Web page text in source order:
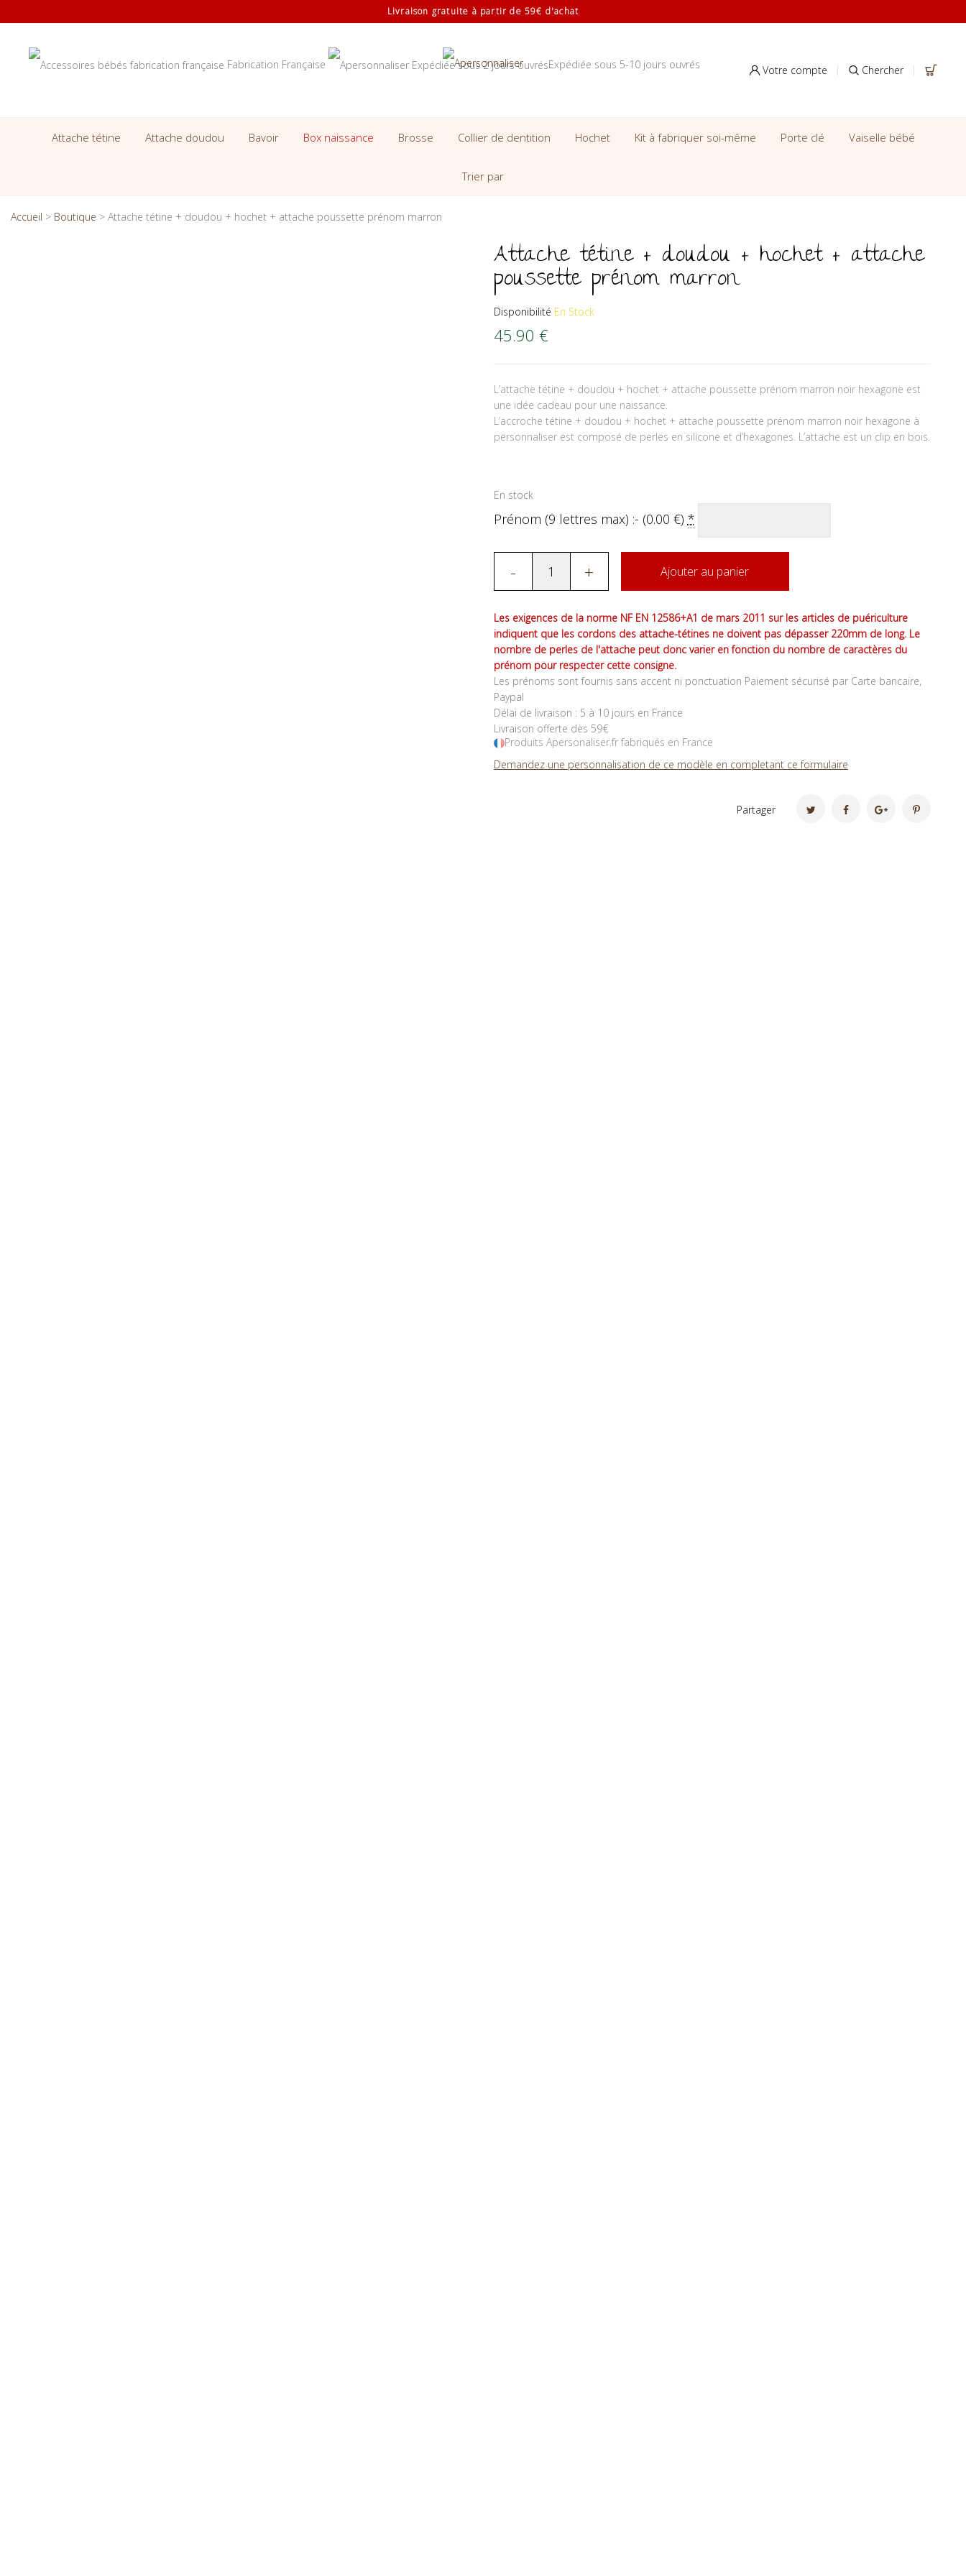
Livraison gratuite à partir de 59€ d'achat
Fabrication Française Expédiée sous 5-10 jours ouvrés Votre compte Chercher
Attache tétine Attache doudou Bavoir Box naissance Brosse Collier de dentition Hochet Kit à fabriquer soi-même Porte clé Vaiselle bébé
Trier par
Accueil > Boutique > Attache tétine + doudou + hochet + attache poussette prénom marron
Attache tétine + doudou + hochet + attache
poussette prénom marron
Disponibilité En Stock
45.90 €
L’attache tétine + doudou + hochet + attache poussette prénom marron noir hexagone est
une idée cadeau pour une naissance.
L’accroche tétine + doudou + hochet + attache poussette prénom marron noir hexagone à
personnaliser est composé de perles en silicone et d’hexagones. L’attache est un clip en bois.
En stock
Prénom (9 lettres max) :- (0.00 €) *
- + Ajouter au panier
Les exigences de la norme NF EN 12586+A1 de mars 2011 sur les articles de puériculture
indiquent que les cordons des attache-tétines ne doivent pas dépasser 220mm de long. Le
nombre de perles de l'attache peut donc varier en fonction du nombre de caractères du
prénom pour respecter cette consigne.
Les prénoms sont fournis sans accent ni ponctuation Paiement sécurisé par Carte bancaire,
Paypal
Délai de livraison : 5 à 10 jours en France
Livraison offerte dès 59€
Produits Apersonaliser.fr fabriqués en France
Demandez une personnalisation de ce modèle en completant ce formulaire
Partager